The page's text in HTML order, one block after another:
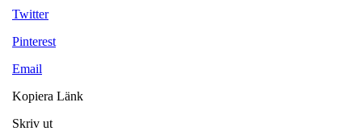
Twitter
Pinterest
Email
Kopiera Länk
Skriv ut